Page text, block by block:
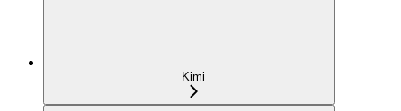
Kimi